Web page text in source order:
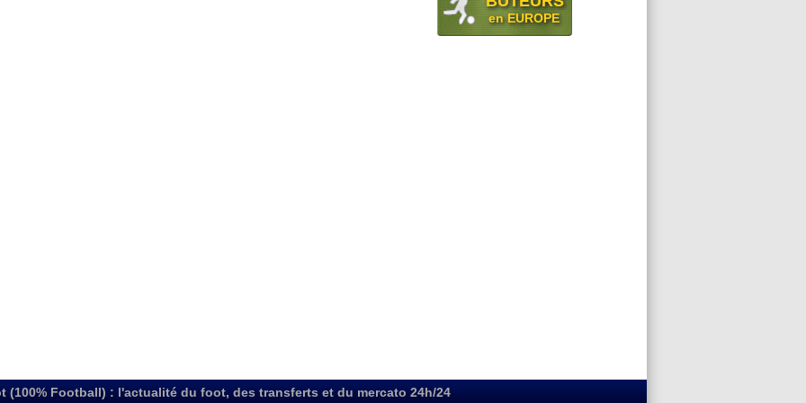
en EUROPE
(100% Football) : l'actualité du foot, des transferts et du mercato 24h/24